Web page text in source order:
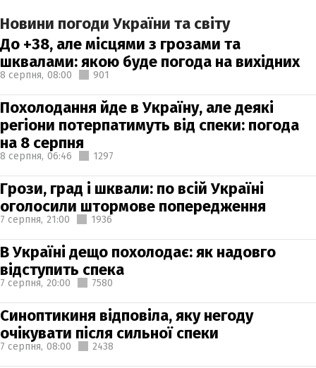
Новини погоди України та світу
До +38, але місцями з грозами та
шквалами: якою буде погода на вихідних
8 серпня, 08:00 901
Похолодання йде в Україну, але деякі
регіони потерпатимуть від спеки: погода
на 8 серпня
8 серпня, 06:46 1297
Грози, град і шквали: по всій Україні
оголосили штормове попередження
7 серпня, 21:00 1936
В Україні дещо похолодає: як надовго
відступить спека
7 серпня, 20:00 7580
Синоптикиня відповіла, яку негоду
очікувати після сильної спеки
7 серпня, 08:00 2438